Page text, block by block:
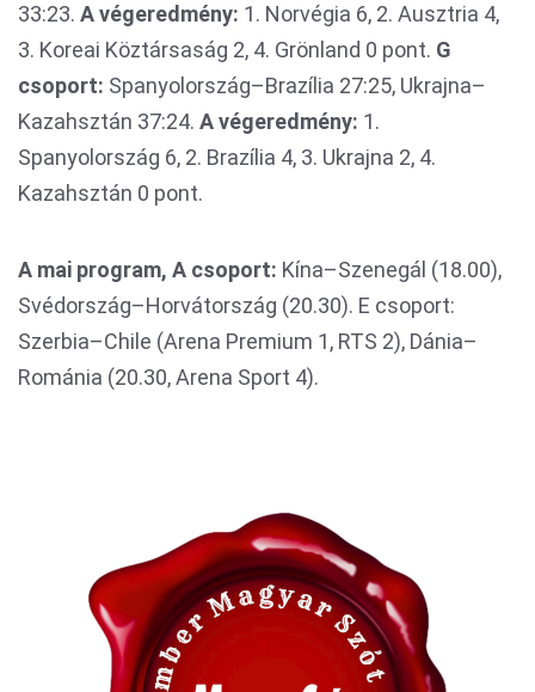
33:23. A végeredmény: 1. Norvégia 6, 2. Ausztria 4,
3. Koreai Köztársaság 2, 4. Grönland 0 pont. G
csoport: Spanyolország–Brazília 27:25, Ukrajna–
Kazahsztán 37:24. A végeredmény: 1.
Spanyolország 6, 2. Brazília 4, 3. Ukrajna 2, 4.
Kazahsztán 0 pont.
A mai program, A csoport: Kína–Szenegál (18.00),
Svédország–Horvátország (20.30). E csoport:
Szerbia–Chile (Arena Premium 1, RTS 2), Dánia–
Románia (20.30, Arena Sport 4).